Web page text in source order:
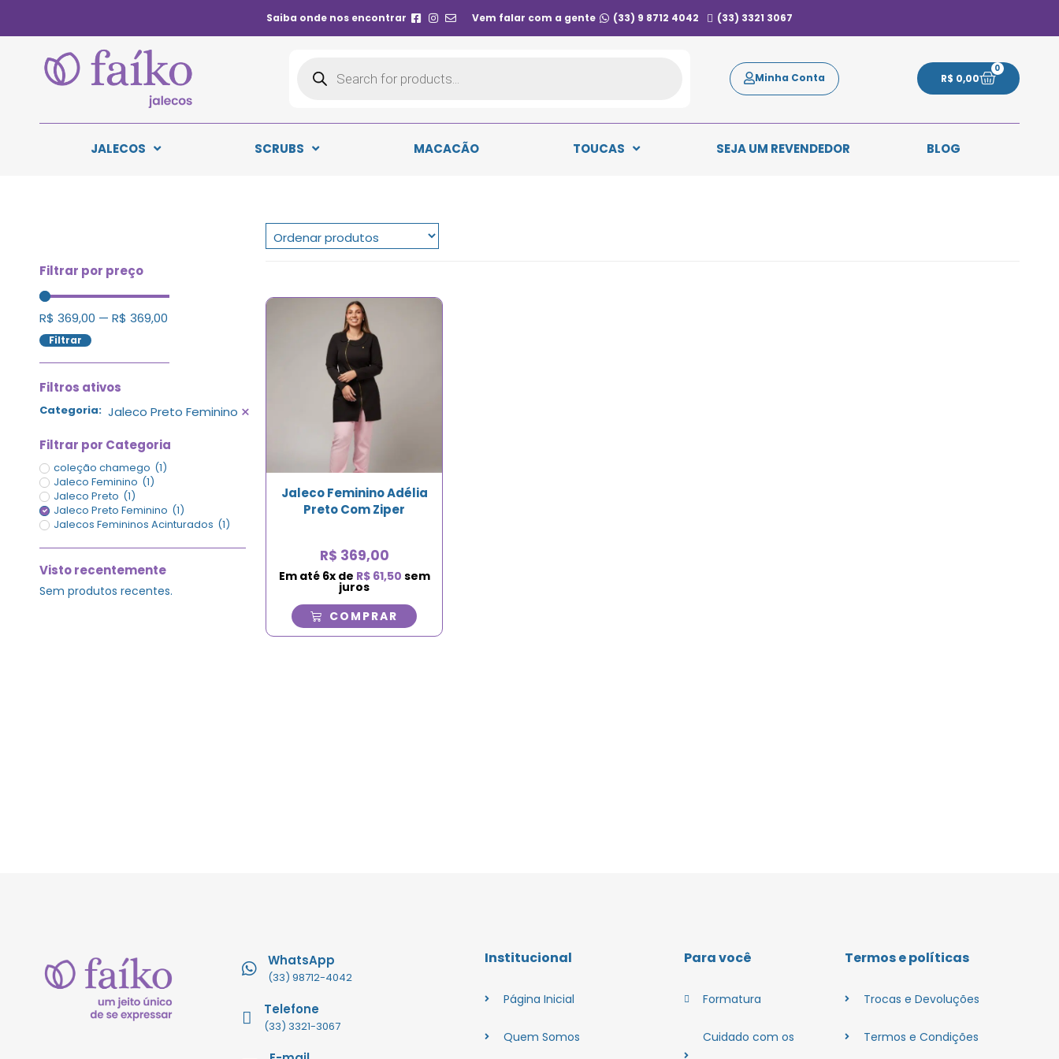
Saiba onde nos encontrar Vem falar com a gente (33) 9 8712 4042 (33) 3321 3067
Minha Conta R$ 0,00
0
JALECOS SCRUBS MACACÃO TOUCAS SEJA UM REVENDEDOR BLOG
Filtrar por preço
R$ 369,00 — R$ 369,00
Filtrar
Filtros ativos
Categoria: Jaleco Preto Feminino ×
Filtrar por Categoria
coleção chamego (1)
Jaleco Feminino (1)
Jaleco Preto (1)
Jaleco Preto Feminino (1)
Jalecos Femininos Acinturados (1)
Visto recentemente
Sem produtos recentes.
Jaleco Feminino Adélia
Preto Com Ziper
R$ 369,00
Em até 6x de R$61,50 sem
juros
COMPRAR
WhatsApp
(33) 98712-4042
Telefone
(33) 3321-3067
Institucional
Página Inicial
Quem Somos
Para você
Formatura
Cuidado com os
Termos e políticas
Trocas e Devoluções
Termos e Condições